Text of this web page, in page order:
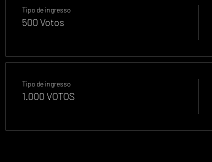
Tipo de ingresso
500 Votos
Tipo de ingresso
1.000 VOTOS